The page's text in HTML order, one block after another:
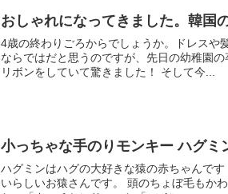
おしゃれになってきました。韓国
4歳の終わりごろからでしょうか。ドレスや髪
ならではだと思うのですが、先日の幼稚園
リボンをしていて驚きました！ そして今...
小っちゃな手のりモンキー ハグミ
ハグミンはハグの大好きな猿の赤ちゃんです！ 指に抱きつくのにちょうどいい大きさの
いらしいお猿さんです。 頭のちょぼ毛もかわいいでしょ。 ロボット大好きばぁちゃん的に言う